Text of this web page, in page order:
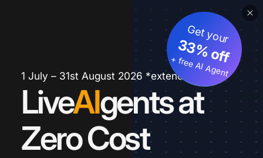
1 July – 31st August 2026 *extended
LiveAIgents at
Zero Cost
Get your
33% off
+ free AI Agent